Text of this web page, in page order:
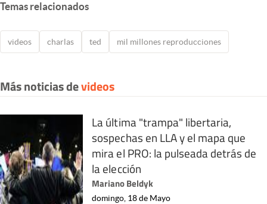
Temas relacionados
videos charlas ted mil millones reproducciones
Más noticias devideos
La última "trampa" libertaria,
sospechas en LLA y el mapa que
mira el PRO: la pulseada detrás de
la elección
Mariano Beldyk
domingo, 18 de Mayo